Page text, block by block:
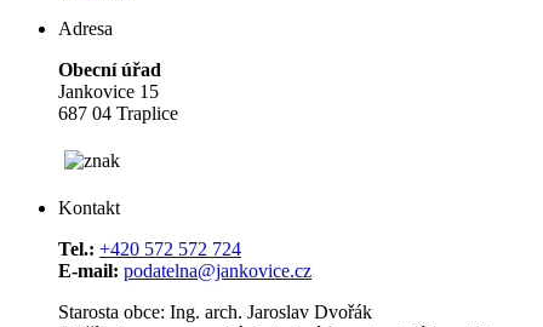
Adresa
Obecní úřad
Jankovice 15
687 04 Traplice
Kontakt
Tel.: +420 572 572 724
E-mail: podatelna@jankovice.cz
Starosta obce: Ing. arch. Jaroslav Dvořák